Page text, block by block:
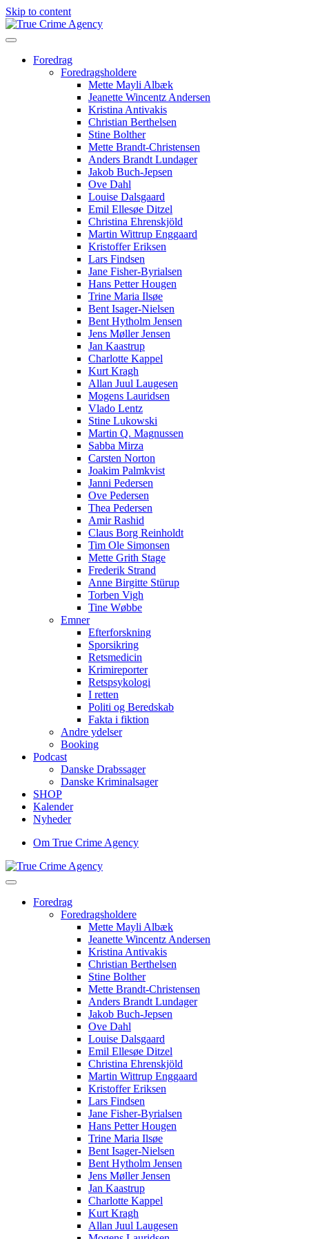
Skip to content
Menu
Foredrag
Foredragsholdere
Mette Mayli Albæk
Jeanette Wincentz Andersen
Kristina Antivakis
Christian Berthelsen
Stine Bolther
Mette Brandt-Christensen
Anders Brandt Lundager
Jakob Buch-Jepsen
Ove Dahl
Louise Dalsgaard
Emil Ellesøe Ditzel
Christina Ehrenskjöld
Martin Wittrup Enggaard
Kristoffer Eriksen
Lars Findsen
Jane Fisher-Byrialsen
Hans Petter Hougen
Trine Maria Ilsøe
Bent Isager-Nielsen
Bent Hytholm Jensen
Jens Møller Jensen
Jan Kaastrup
Charlotte Kappel
Kurt Kragh
Allan Juul Laugesen
Mogens Lauridsen
Vlado Lentz
Stine Lukowski
Martin Q. Magnussen
Sabba Mirza
Carsten Norton
Joakim Palmkvist
Janni Pedersen
Ove Pedersen
Thea Pedersen
Amir Rashid
Claus Borg Reinholdt
Tim Ole Simonsen
Mette Grith Stage
Frederik Strand
Anne Birgitte Stürup
Torben Vigh
Tine Wøbbe
Emner
Efterforskning
Sporsikring
Retsmedicin
Krimireporter
Retspsykologi
I retten
Politi og Beredskab
Fakta i fiktion
Andre ydelser
Booking
Podcast
Danske Drabssager
Danske Kriminalsager
SHOP
Kalender
Nyheder
Om True Crime Agency
Menu
Foredrag
Foredragsholdere
Mette Mayli Albæk
Jeanette Wincentz Andersen
Kristina Antivakis
Christian Berthelsen
Stine Bolther
Mette Brandt-Christensen
Anders Brandt Lundager
Jakob Buch-Jepsen
Ove Dahl
Louise Dalsgaard
Emil Ellesøe Ditzel
Christina Ehrenskjöld
Martin Wittrup Enggaard
Kristoffer Eriksen
Lars Findsen
Jane Fisher-Byrialsen
Hans Petter Hougen
Trine Maria Ilsøe
Bent Isager-Nielsen
Bent Hytholm Jensen
Jens Møller Jensen
Jan Kaastrup
Charlotte Kappel
Kurt Kragh
Allan Juul Laugesen